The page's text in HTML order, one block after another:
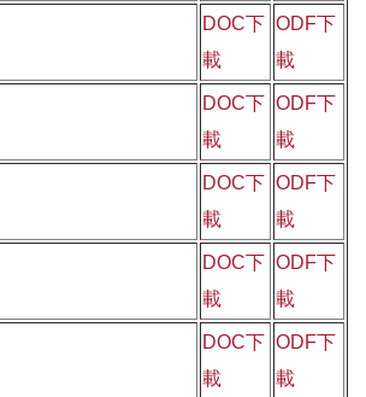
DOC下
載
ODF下
載
DOC下
載
ODF下
載
DOC下
載
ODF下
載
DOC下
載
ODF下
載
DOC下
載
ODF下
載